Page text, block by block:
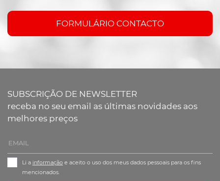
FORMULÁRIO CONTACTO
SUBSCRIÇÃO DE NEWSLETTER
receba no seu email as últimas novidades aos
melhores preços
Li a informação e aceito o uso dos meus dados pessoais para os fins
mencionados.